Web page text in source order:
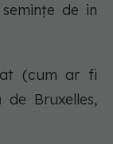
de in
(cum ar fi
Bruxelles,